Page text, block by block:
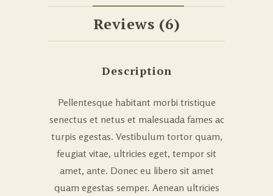
Reviews (6)
Description
Pellentesque habitant morbi tristique
senectus et netus et malesuada fames ac
turpis egestas. Vestibulum tortor quam,
feugiat vitae, ultricies eget, tempor sit
amet, ante. Donec eu libero sit amet
quam egestas semper. Aenean ultricies